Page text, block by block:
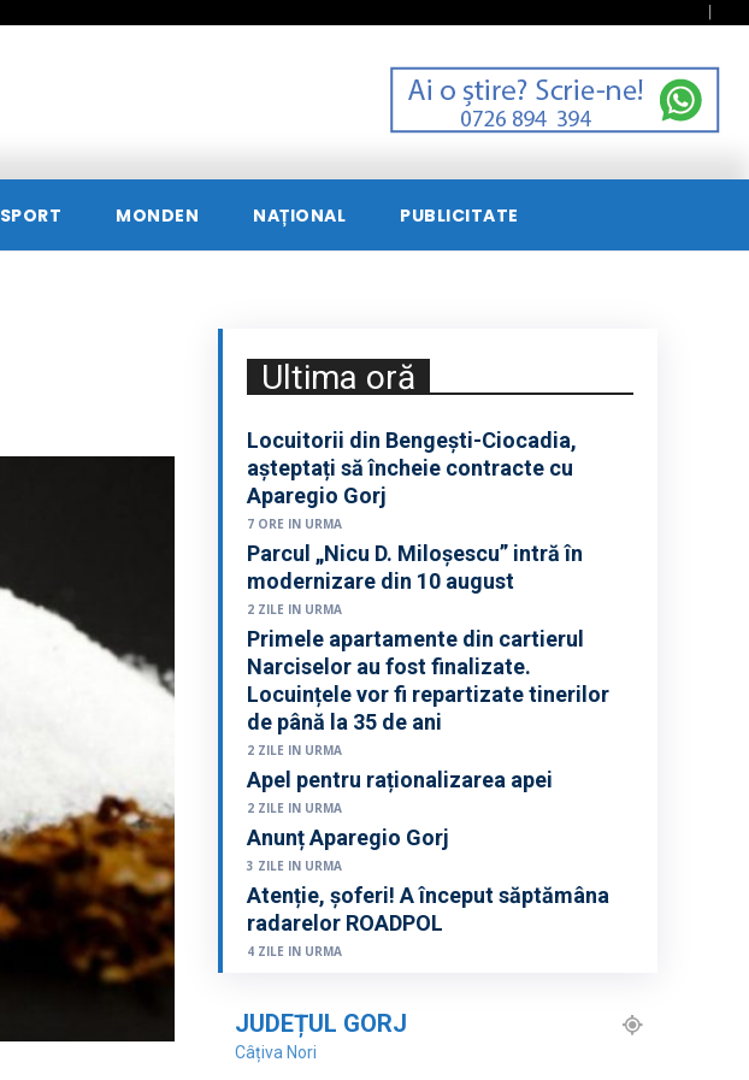
SPORT MONDEN NAȚIONAL PUBLICITATE
Ultima oră
Locuitorii din Bengești-Ciocadia,
așteptați să încheie contracte cu
Aparegio Gorj
7 ORE IN URMA
Parcul „Nicu D. Miloșescu” intră în
modernizare din 10 august
2 ZILE IN URMA
Primele apartamente din cartierul
Narciselor au fost finalizate.
Locuințele vor fi repartizate tinerilor
de până la 35 de ani
2 ZILE IN URMA
Apel pentru raționalizarea apei
2 ZILE IN URMA
Anunț Aparegio Gorj
3 ZILE IN URMA
Atenție, șoferi! A început săptămâna
radarelor ROADPOL
4 ZILE IN URMA
JUDEȚUL GORJ
Câțiva Nori